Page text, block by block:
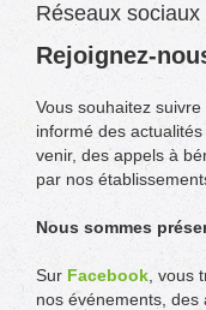
Réseaux sociaux
Rejoignez-
Vous souhaitez
informé des
venir, des appels à
par nos
Nous sommes
Sur Facebook ,
nos événements, des